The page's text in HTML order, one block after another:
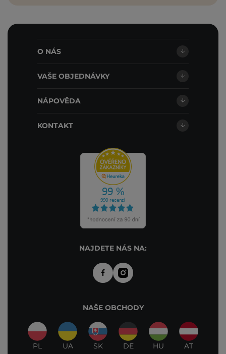
O NÁS
VAŠE OBJEDNÁVKY
NÁPOVĚDA
KONTAKT
NAJDETE NÁS NA:
NAŠE OBCHODY
PL UA SK DE HU AT